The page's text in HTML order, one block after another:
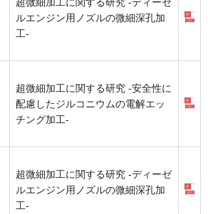
ルエンジン用ノズルの微細深孔加
工-
超微細加工に関する研究 -安全性に
配慮したジルコニウムの電解エッ
チング加工-
超微細加工に関する研究 -ディーゼ
ルエンジン用ノズルの微細深孔加
工-